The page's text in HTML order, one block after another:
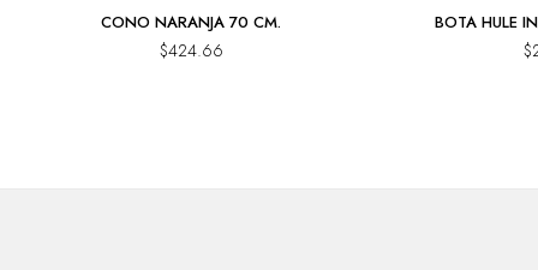
CONO NARANJA 70 CM.
$424.66
BOTA HULE
$